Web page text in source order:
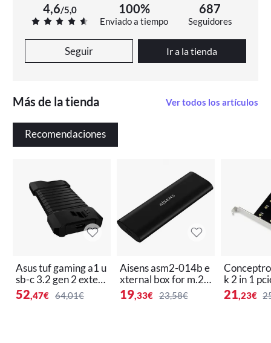
4,6/5,0 100%
Enviado a tiempo
687
Seguidores
Seguir Ir a la tienda
Más de la tienda Ver todos los artículos
Recomendaciones
Asus tuf gaming a1 u
sb-c 3.2 gen 2 exter
nal enclosure
52,47€ 64,01€
Aisens asm2-014b e
xternal box for m.2 s
ata/nvme usb-c ssd
19,33€ 23,58€
k 2 in 1
ter
21,23€